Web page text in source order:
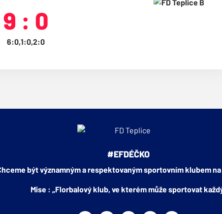
9 : 0
6:0,1:0,2:0
#EFDÉČKO
být významným a respektovaným sportovním klubem
Mise : „Florbalový klub, ve kterém může sportovat